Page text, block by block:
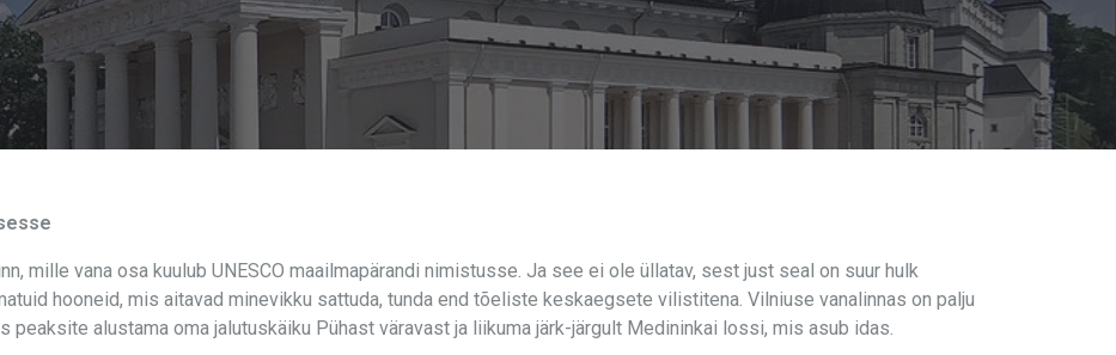
mille vana osa kuulub UNESCO maailmapärandi nimistusse. Ja see ei ole üllatav, sest just seal on suur hulk
hooneid, mis aitavad minevikku sattuda, tunda end tõeliste keskaegsete vilistitena. Vilniuse vanalinnas on palju
peaksite alustama oma jalutuskäiku Pühast väravast ja liikuma järk-järgult Medininkai lossi, mis asub idas.